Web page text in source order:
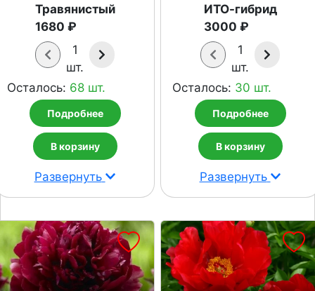
Травянистый
1680 ₽
1
шт.
Осталось: 68 шт.
Подробнее
В корзину
Развернуть
ИТО-гибрид
3000 ₽
1
шт.
Осталось: 30 шт.
Подробнее
В корзину
Развернуть